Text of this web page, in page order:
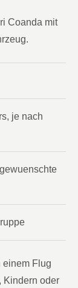
Coanda mit
je nach
einem Flug
Kindern oder